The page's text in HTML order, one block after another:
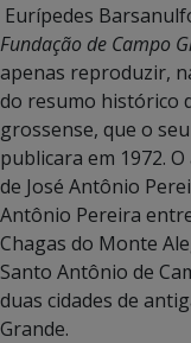
Eurípedes
Fundação de Campo
apenas reproduzir,
do resumo histórico
grossense, que o
publicara em 1972.
de José Antônio
Antônio Pereira
Chagas do Monte
Santo Antônio de
duas cidades de
Grande.